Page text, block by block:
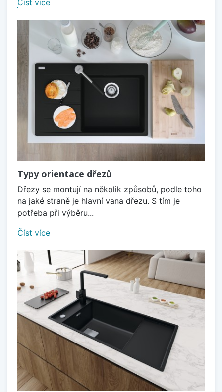
Číst více
Typy orientace dřezů
Dřezy se montují na několik způsobů, podle toho
na jaké straně je hlavní vana dřezu. S tím je
potřeba při výběru...
Číst více